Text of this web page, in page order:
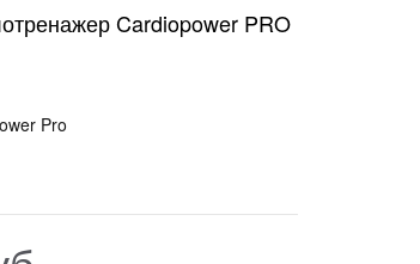
Cardiopower PRO
Pro